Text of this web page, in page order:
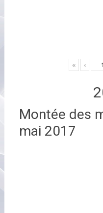
« ‹
Montée des
mai 2017